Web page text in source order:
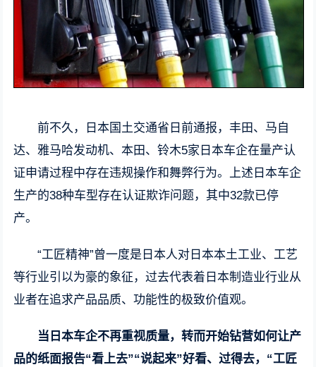
前不久，日本国土交通省日前通报，丰田、马自
达、雅马哈发动机、本田、铃木5家日本车企在量产认
证申请过程中存在违规操作和舞弊行为。上述日本车企
生产的38种车型存在认证欺诈问题，其中32款已停
产。
“工匠精神”曾一度是日本人对日本本土工业、工艺
等行业引以为豪的象征，过去代表着日本制造业行业从
业者在追求产品品质、功能性的极致价值观。
当日本车企不再重视质量，转而开始钻营如何让产
品的纸面报告“看上去”“说起来”好看、过得去，“工匠